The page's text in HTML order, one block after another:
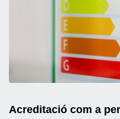
Acreditació com a